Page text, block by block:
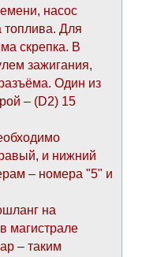
насос
топлива. Для
скрепка. В
зажигания,
Один из
– (D2) 15
и нижний
– номера "5" и
на
магистрале
– таким